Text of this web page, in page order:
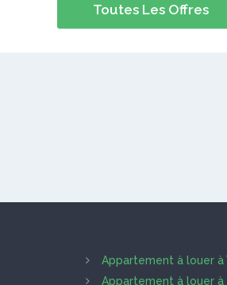
Toutes Les Offres
Appartement à louer à
Appartement à louer à